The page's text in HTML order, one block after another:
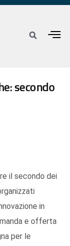
secondo
il secondo dei
in
e offerta
per le